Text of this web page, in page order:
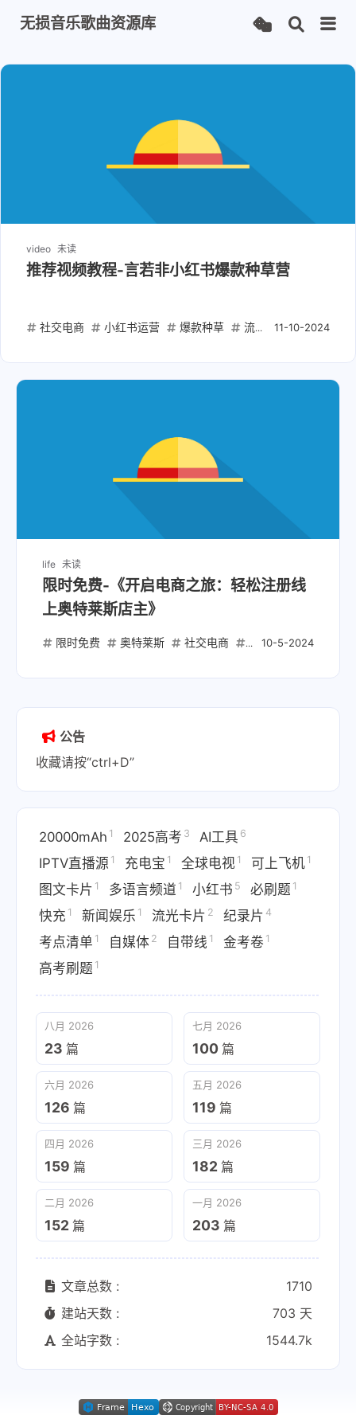
无损音乐歌曲资源库
video 未读
推荐视频教程-言若非小红书爆款种草营
11-10-2024
社交电商 小红书运营 爆款种草 流量转化 营销策略
life 未读
限时免费-《开启电商之旅：轻松注册线
上奥特莱斯店主》
10-5-2024
限时免费 奥特莱斯 社交电商 店主注册 去中心
公告
收藏请按“ctrl+D”
20000mAh 1 2025高考 3 AI工具 6
IPTV直播源 1 充电宝 1 全球电视 1 可上飞机 1
图文卡片 1 多语言频道 1 小红书 5 必刷题 1
快充 1 新闻娱乐 1 流光卡片 2 纪录片 4
考点清单 1 自媒体 2 自带线 1 金考卷 1
高考刷题 1
八月 2026
23 篇
七月 2026
100 篇
六月 2026
126 篇
五月 2026
119 篇
四月 2026
159 篇
三月 2026
182 篇
二月 2026
152 篇
一月 2026
203 篇
文章总数 :
1710
建站天数 :
703 天
全站字数 :
1544.7k